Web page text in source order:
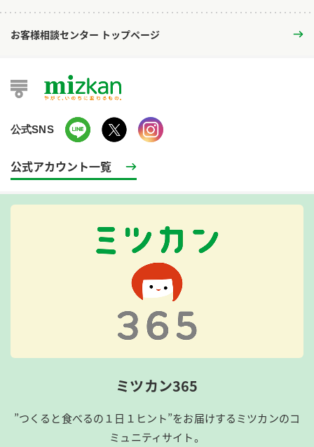
お客様相談センター トップページ
公式SNS
公式アカウント一覧
ミツカン365
”つくると食べるの１日１ヒント”をお届けするミツカンのコ
ミュニティサイト。